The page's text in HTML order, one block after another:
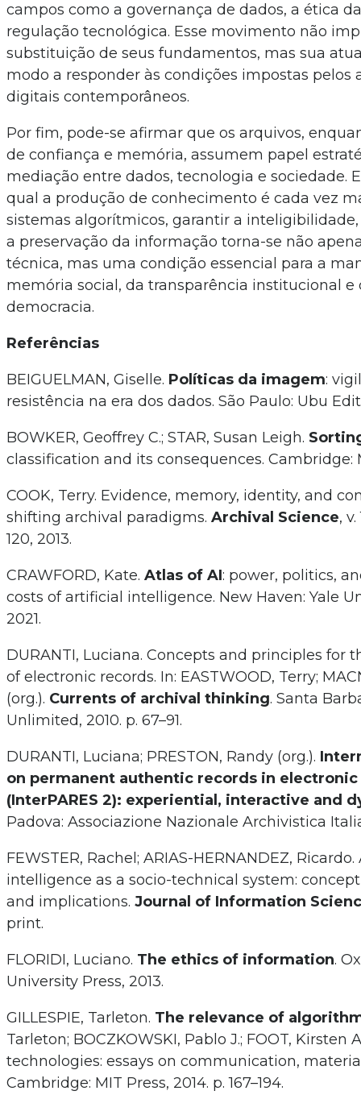
campos como a governança de dados, a ética
regulação tecnológica. Esse movimento não
substituição de seus fundamentos, mas sua
modo a responder às condições impostas pelos
digitais contemporâneos.
Por fim, pode-se afirmar que os arquivos,
de confiança e memória, assumem papel
mediação entre dados, tecnologia e sociedade.
qual a produção de conhecimento é cada vez
sistemas algorítmicos, garantir a
a preservação da informação torna-se não
técnica, mas uma condição essencial para a
memória social, da transparência institucional e
democracia.
Referências
BEIGUELMAN, Giselle. Políticas da imagem:
resistência na era dos dados. São Paulo: Ubu
BOWKER, Geoffrey C.; STAR, Susan Leigh.
classification and its consequences. Cambridge:
COOK, Terry. Evidence, memory, identity, and
shifting archival paradigms. Archival Science,
120, 2013.
CRAWFORD, Kate. Atlas of AI: power, politics,
costs of artificial intelligence. New Haven: Yale
2021.
DURANTI, Luciana. Concepts and principles for
of electronic records. In: EASTWOOD, Terry;
(org.). Currents of archival thinking. Santa
Unlimited, 2010. p. 67–91.
DURANTI, Luciana; PRESTON, Randy (org.).
on permanent authentic records in electronic
(InterPARES 2): experiential, interactive and
Padova: Associazione Nazionale Archivistica
FEWSTER, Rachel; ARIAS-HERNANDEZ,
intelligence as a socio-technical system:
and implications. Journal of Information
print.
FLORIDI, Luciano. The ethics of information.
University Press, 2013.
GILLESPIE, Tarleton. The relevance of
Tarleton; BOCZKOWSKI, Pablo J.; FOOT, Kirsten
technologies: essays on communication,
Cambridge: MIT Press, 2014. p. 167–194.